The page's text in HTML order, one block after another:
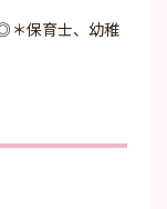
＊保育士、幼稚